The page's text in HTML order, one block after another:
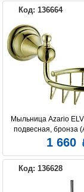
Код: 136664
Мыльница Azario
подвесная, бронза
1 660
Код: 136628